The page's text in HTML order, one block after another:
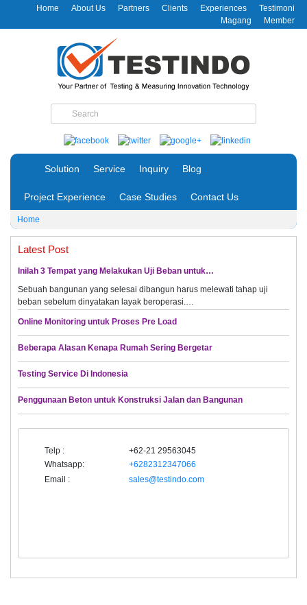
Home About Us Partners Clients Experiences
Testimoni
Magang
Member
Solution Service Inquiry Blog
Project Experience Case Studies Contact Us
Home
Latest Post
Inilah 3 Tempat yang Melakukan Uji Beban untuk…
Sebuah bangunan yang selesai dibangun harus melewati tahap uji
beban sebelum dinyatakan layak beroperasi.…
Online Monitoring untuk Proses Pre Load
Beberapa Alasan Kenapa Rumah Sering Bergetar
Testing Service Di Indonesia
Penggunaan Beton untuk Konstruksi Jalan dan Bangunan
Telp :
+62-21 29563045
Whatsapp:
+6282312347066
Email :
sales@testindo.com